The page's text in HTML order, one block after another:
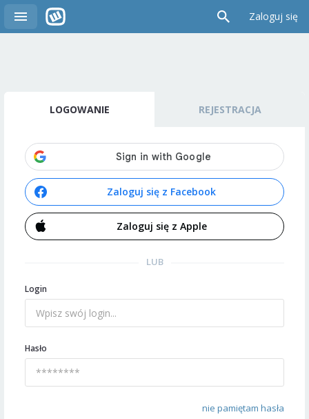
Zaloguj się
LOGOWANIE REJESTRACJA
Zaloguj się z Facebook
Zaloguj się z Apple
LUB
Login
Hasło
nie pamiętam hasła